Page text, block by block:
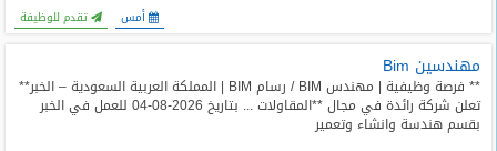
وظائف
مصر
اليوم
أمس تقدم للوظيفة
مهندسين Bim
** فرصة وظيفية | مهندس BIM / رسام BIM | المملكة العربية السعودية – الخبر**
تعلن شركة رائدة في مجال **المقاولات ... بتاريخ 2026-08-04 للعمل في الخبر
بقسم هندسة وانشاء وتعمير